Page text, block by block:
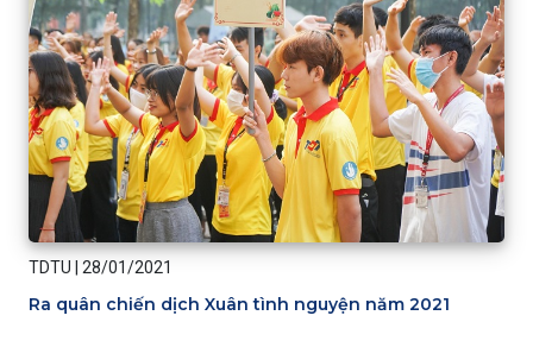
TDTU 28/01/2021
Ra quân chiến dịch Xuân tình nguyện năm 2021